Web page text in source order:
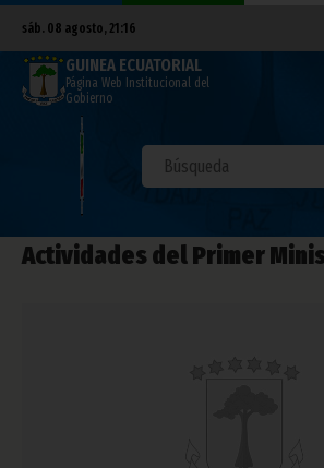
sáb. 08 agosto, 21:16
GUINEA ECUATORIAL
Página Web Institucional del
Gobierno
Actividades del Primer